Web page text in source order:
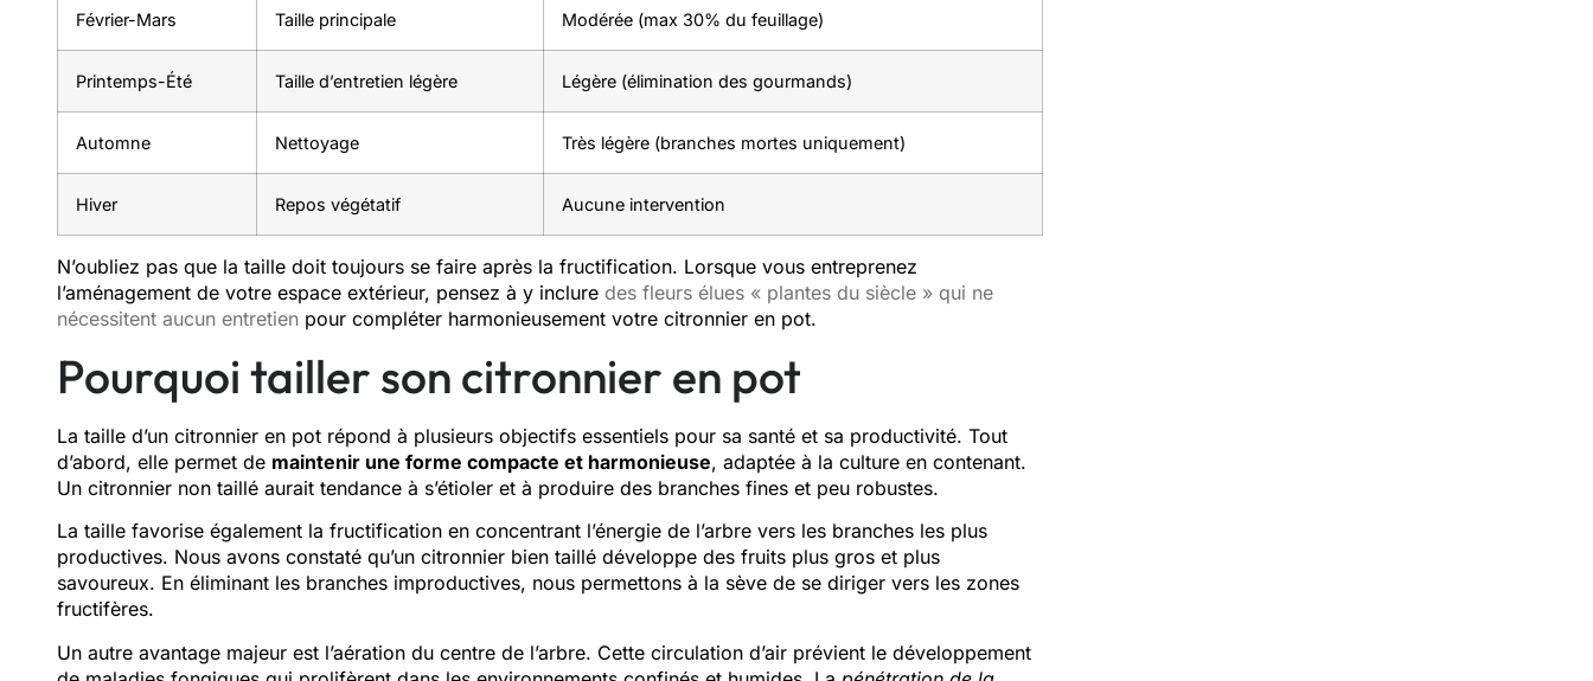
Février-Mars Taille principale Modérée (max 30% du feuillage)
Printemps-Été Taille d’entretien légère Légère (élimination des gourmands)
Automne Nettoyage Très légère (branches mortes uniquement)
Hiver Repos végétatif Aucune intervention
N’oubliez pas que la taille doit toujours se faire après la fructification. Lorsque vous entreprenez
l’aménagement de votre espace extérieur, pensez à y inclure des fleurs élues « plantes du siècle » qui ne
nécessitent aucun entretien pour compléter harmonieusement votre citronnier en pot.
Pourquoi tailler son citronnier en pot
La taille d’un citronnier en pot répond à plusieurs objectifs essentiels pour sa santé et sa productivité. Tout
d’abord, elle permet de maintenir une forme compacte et harmonieuse, adaptée à la culture en contenant.
Un citronnier non taillé aurait tendance à s’étioler et à produire des branches fines et peu robustes.
La taille favorise également la fructification en concentrant l’énergie de l’arbre vers les branches les plus
productives. Nous avons constaté qu’un citronnier bien taillé développe des fruits plus gros et plus
savoureux. En éliminant les branches improductives, nous permettons à la sève de se diriger vers les zones
fructifères.
Un autre avantage majeur est l’aération du centre de l’arbre. Cette circulation d’air prévient le développement